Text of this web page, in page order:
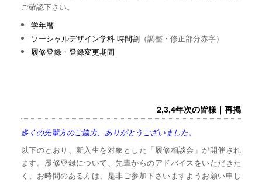
ご確認下さい。
学年暦
ソーシャルデザイン学科 時間割 （調整・修正部分赤字）
履修登録・登録変更期間
2,3,4年次の皆様｜再掲
多くの先輩方のご協力、ありがとうございました。
以下のとおり、新入生を対象とした「履修相談会」が開催され
ます。履修登録について、先輩からのアドバイスをいただきた
く、お時間のある方は、是非ご参加下さいますようお願い申し